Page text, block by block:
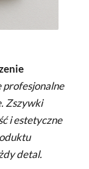
profesjonalne
Zszywki
i estetyczne
detal.